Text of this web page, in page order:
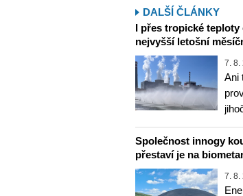
DALŠÍ ČLÁNKY
I přes tropické teploty
nejvyšší letošní
7. 8.
Ani
Společnost innogy
přestaví je na
7. 8.